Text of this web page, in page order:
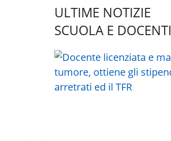
ULTIME NOTIZIE
SCUOLA E DOCENTI